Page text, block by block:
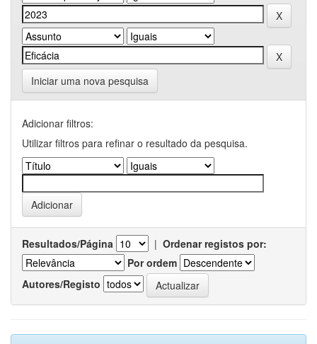
Iniciar uma nova pesquisa
Adicionar filtros:
Utilizar filtros para refinar o resultado da pesquisa.
Resultados/Página | Ordenar registos por:
Por ordem
Autores/Registo